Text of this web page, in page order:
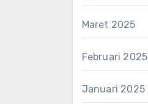
Maret 2025
Februari 2025
Januari 2025